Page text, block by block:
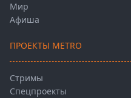
Мир
Афиша
ПРОЕКТЫ METRO
Стримы
Спецпроекты